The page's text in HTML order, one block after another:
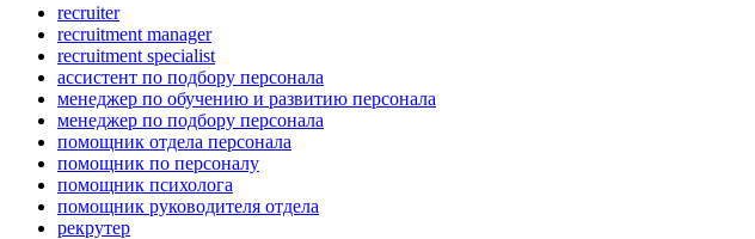
recruiter
recruitment manager
recruitment specialist
ассистент по подбору персонала
менеджер по обучению и развитию персонала
менеджер по подбору персонала
помощник отдела персонала
помощник по персоналу
помощник психолога
помощник руководителя отдела
рекрутер